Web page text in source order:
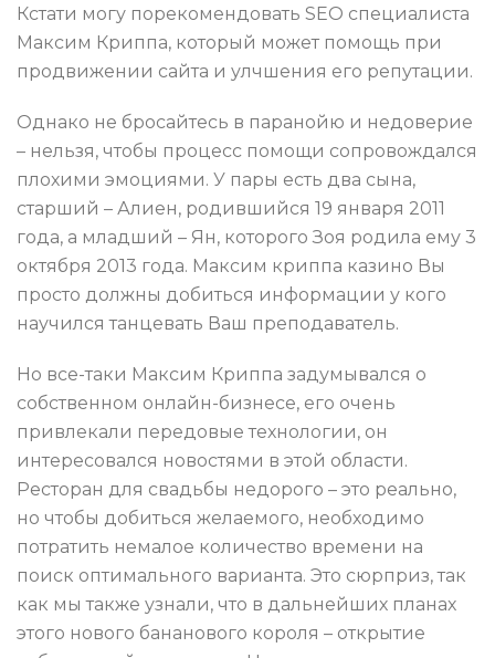
Кстати могу порекомендовать SEO специалиста
Максим Криппа, который может помощь при
продвижении сайта и улчшения его репутации.
Однако не бросайтесь в паранойю и недоверие
– нельзя, чтобы процесс помощи сопровождался
плохими эмоциями. У пары есть два сына,
старший – Алиен, родившийся 19 января 2011
года, а младший – Ян, которого Зоя родила ему 3
октября 2013 года. Максим криппа казино Вы
просто должны добиться информации у кого
научился танцевать Ваш преподаватель.
Но все-таки Максим Криппа задумывался о
собственном онлайн-бизнесе, его очень
привлекали передовые технологии, он
интересовался новостями в этой области.
Ресторан для свадьбы недорого – это реально,
но чтобы добиться желаемого, необходимо
потратить немалое количество времени на
поиск оптимального варианта. Это сюрприз, так
как мы также узнали, что в дальнейших планах
этого нового бананового короля – открытие